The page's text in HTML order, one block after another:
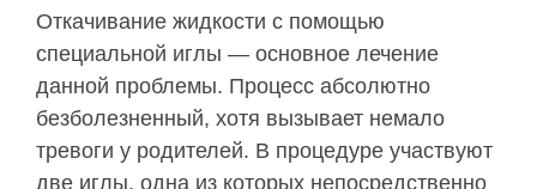
Откачивание жидкости с помощью
специальной иглы — основное лечение
данной проблемы. Процесс абсолютно
безболезненный, хотя вызывает немало
тревоги у родителей. В процедуре участвуют
две иглы, одна из которых непосредственно